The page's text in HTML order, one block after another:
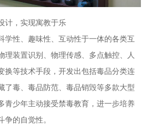
计，实现寓教于乐
学性、趣味性、互动性于一体的各类互
理装置识别、物理传感、多点触控、人
换等技术手段，开发出包括毒品分类连
了毒、毒品防范、毒品销毁等多款大型
青少年主动接受禁毒教育，进一步培养
争的自觉性。